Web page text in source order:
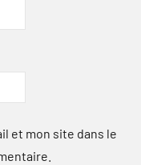
et mon site dans le